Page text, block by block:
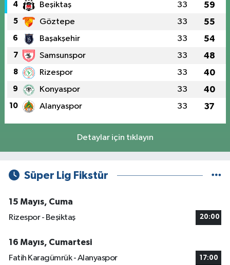
4 Beşiktaş 33 59
5 Göztepe 33 55
6 Başakşehir 33 54
7 Samsunspor 33 48
8 Rizespor 33 40
9 Konyaspor 33 40
10 Alanyaspor 33 37
Detaylar için tıklayın
Süper Lig Fikstür
15 Mayıs, Cuma
Rizespor - Beşiktaş
20:00
16 Mayıs, Cumartesi
Fatih Karagümrük - Alanyaspor
17:00